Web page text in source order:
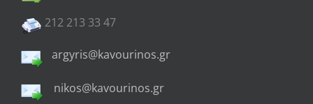
212 213 33 47
argyris@kavourinos.gr
nikos@kavourinos.gr